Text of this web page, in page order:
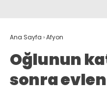
Ana Sayfa ›Afyon
Oğlunun
sonra